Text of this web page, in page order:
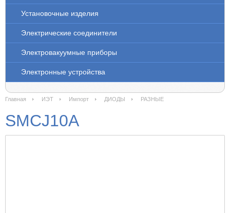
Установочные изделия
Электрические соединители
Электровакуумные приборы
Электронные устройства
Главная ИЭТ Импорт ДИОДЫ РАЗНЫЕ
SMCJ10A